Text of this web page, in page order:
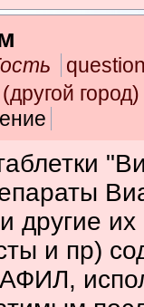
город)
другие
и пр)